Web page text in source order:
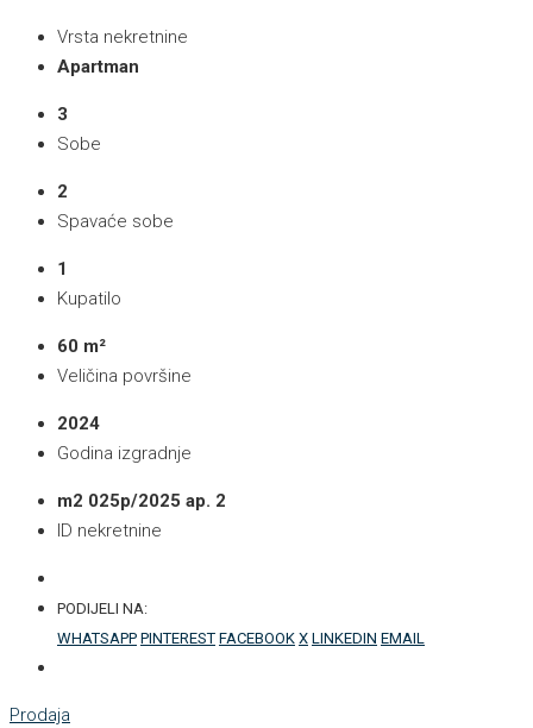
Vrsta nekretnine
Apartman
3
Sobe
2
Spavaće sobe
1
Kupatilo
60 m²
Veličina površine
2024
Godina izgradnje
m2 025p/2025 ap. 2
ID nekretnine
PODIJELI NA:
WHATSAPP PINTEREST FACEBOOK X LINKEDIN EMAIL
Prodaja